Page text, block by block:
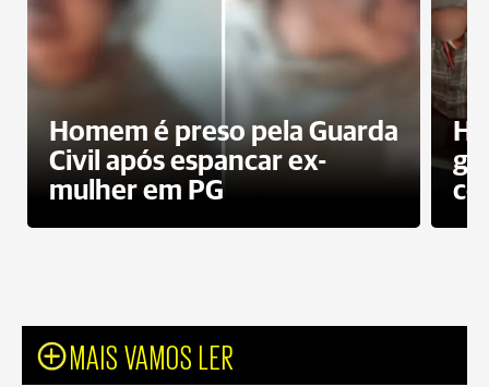
Homem é preso pela Guarda
Civil após espancar ex-
mulher em PG
MAIS VAMOS LER